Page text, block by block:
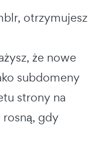
otrzymujesz
że nowe
subdomeny
strony na
gdy